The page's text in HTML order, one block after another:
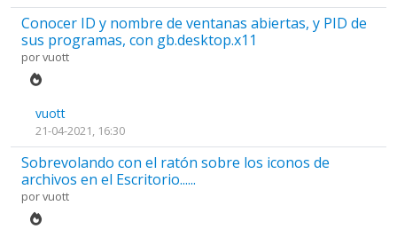
Conocer ID y nombre de ventanas abiertas, y PID de
sus programas, con gb.desktop.x11
porvuott
vuott
21-04-2021, 16:30
Sobrevolando con el ratón sobre los iconos de
archivos en el Escritorio......
porvuott